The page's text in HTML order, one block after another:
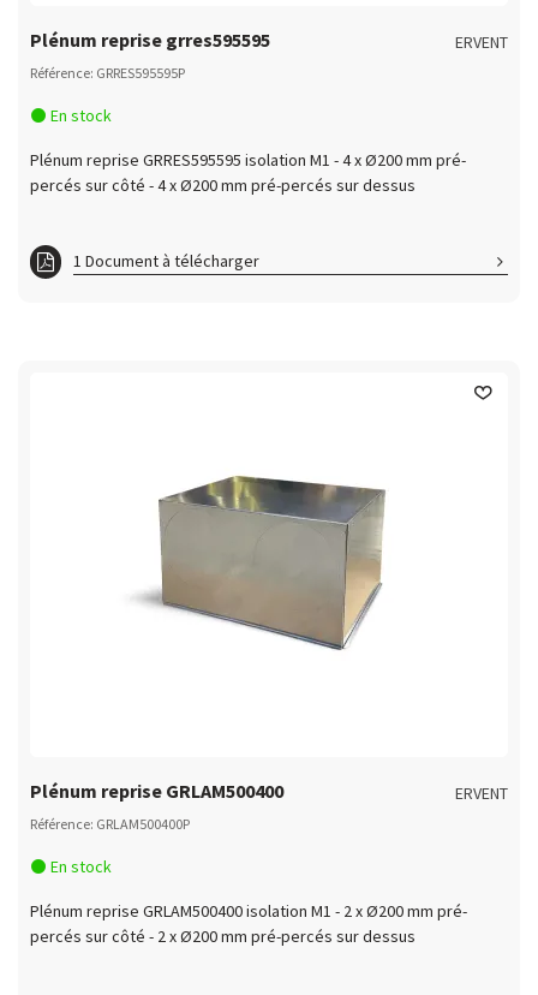
Plénum reprise grres595595 ERVENT
Référence: GRRES595595P
En stock
Plénum reprise GRRES595595 isolation M1 - 4 x Ø200 mm pré-
percés sur côté - 4 x Ø200 mm pré-percés sur dessus
1 Document à télécharger
Plénum reprise GRLAM500400 ERVENT
Référence: GRLAM500400P
En stock
Plénum reprise GRLAM500400 isolation M1 - 2 x Ø200 mm pré-
percés sur côté - 2 x Ø200 mm pré-percés sur dessus